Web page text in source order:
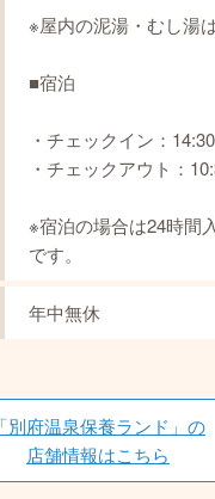
※屋内の泥湯・むし湯
■宿泊
・チェックイン：14:30
・チェックアウト：
※宿泊の場合は24時間
です。
年中無休
「別府温泉保養ランド」の
店舗情報はこちら